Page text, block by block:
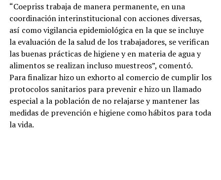
“Coepriss trabaja de manera permanente, en una
coordinación interinstitucional con acciones diversas,
así como vigilancia epidemiológica en la que se incluye
la evaluación de la salud de los trabajadores, se verifican
las buenas prácticas de higiene y en materia de agua y
alimentos se realizan incluso muestreos”, comentó.
Para finalizar hizo un exhorto al comercio de cumplir los
protocolos sanitarios para prevenir e hizo un llamado
especial a la población de no relajarse y mantener las
medidas de prevención e higiene como hábitos para toda
la vida.